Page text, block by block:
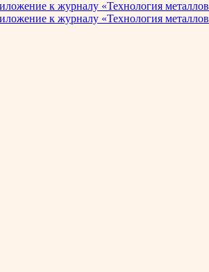
к журналу «Технология
к журналу «Технология